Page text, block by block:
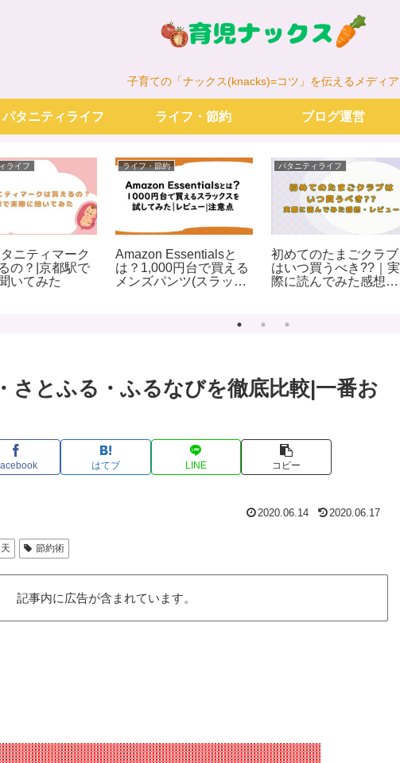
子育ての「ナックス(knacks)=コツ」を伝えるメディア
パタニティライフ ライフ・節約 ブログ運営
ライフ
ニティマーク
の？|京都駅で
いてみた
ライフ・節約
Amazon Essentialsと
は？1,000円台で買える
メンズパンツ(スラック
パタニティライフ
初めてのたまごクラブ
はいつ買うべき??｜実
際に読んでみた感想・
さとふる・ふるなびを徹底比較|一番お
はてブ LINE コピー
2020.06.14 2020.06.17
節約術
記事内に広告が含まれています。